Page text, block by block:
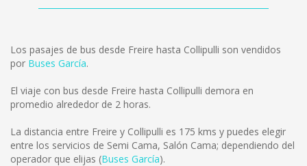
Los pasajes de bus desde Freire hasta Collipulli son vendidos
por Buses García.
El viaje con bus desde Freire hasta Collipulli demora en
promedio alrededor de 2 horas.
La distancia entre Freire y Collipulli es 175 kms y puedes elegir
entre los servicios de Semi Cama, Salón Cama; dependiendo del
operador que elijas (Buses García).